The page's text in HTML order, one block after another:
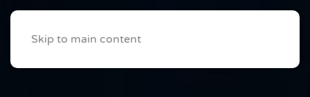
Skip to main content